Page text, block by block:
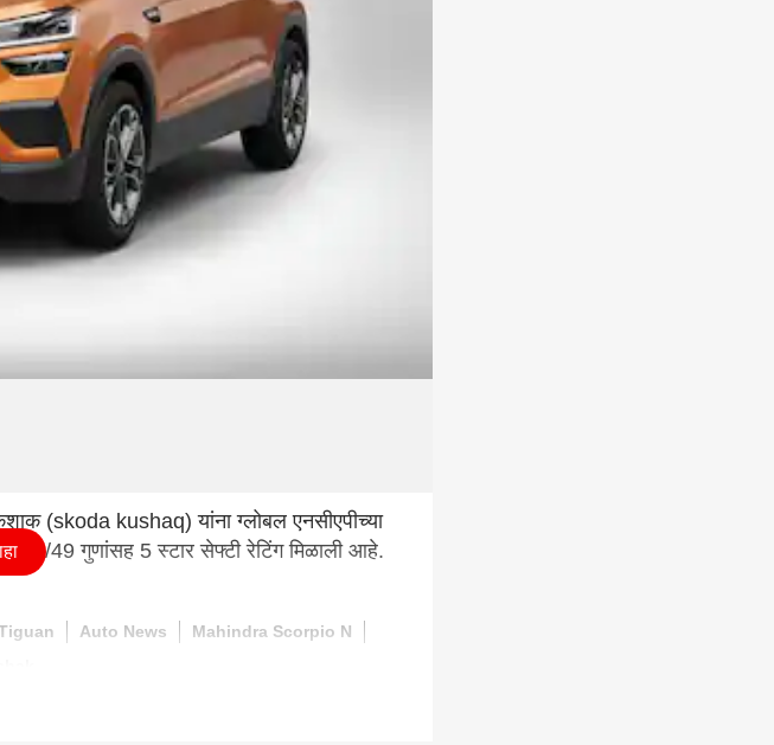
(skoda kushaq) यांना ग्लोबल एनसीएपीच्या
49 गुणांसह 5 स्टार सेफ्टी रेटिंग मिळाली आहे.
Auto News
Mahindra Scorpio N